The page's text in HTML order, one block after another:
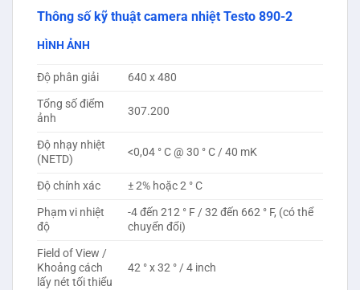
Thông số kỹ thuật camera nhiệt Testo 890-2
HÌNH ẢNH
Độ phân giải
640 x 480
Tổng số điểm
ảnh
307.200
Độ nhạy nhiệt
(NETD)
<0,04 ° C @ 30 ° C / 40 mK
Độ chính xác
± 2% hoặc 2 ° C
Phạm vi nhiệt
độ
-4 đến 212 ° F / 32 đến 662 ° F, (có thể
chuyển đổi)
Field of View /
Khoảng cách
lấy nét tối thiểu
42 ° x 32 ° / 4 inch